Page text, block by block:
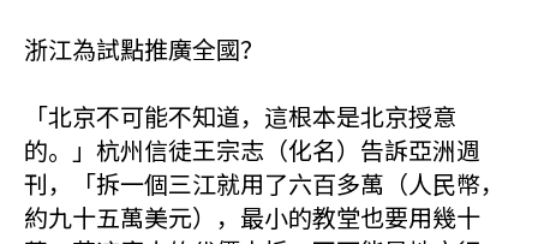
浙江為試點推廣全國？
「北京不可能不知道，這根本是北京授意
的。」杭州信徒王宗志（化名）告訴亞洲週
刊，「拆一個三江就用了六百多萬（人民幣，
約九十五萬美元），最小的教堂也要用幾十